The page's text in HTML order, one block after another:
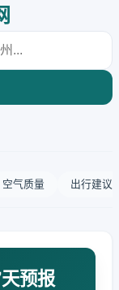
空气质量 出行建议
预报